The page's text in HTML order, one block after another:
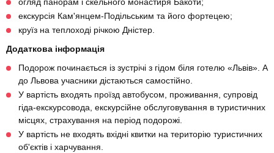
екскурсія Кам'янцем-Подільським та його фортецею;
круїз на теплоході річкою Дністер.
Додаткова інформація
Подорож починається із зустрічі з гідом біля готелю «Львів». А
до Львова учасники дістаються самостійно.
У вартість входять проїзд автобусом, проживання, супровід
гіда-екскурсовода, екскурсійне обслуговування в туристичних
місцях, страхування на період подорожі.
У вартість не входять вхідні квитки на територію туристичних
об'єктів і харчування.